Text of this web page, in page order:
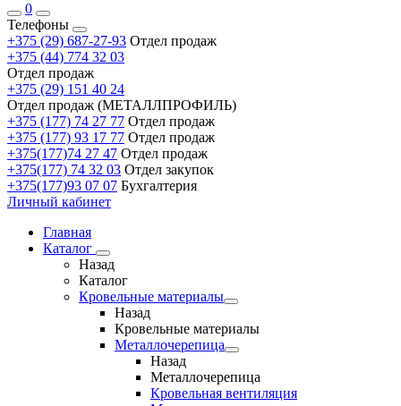
0
Телефоны
+375 (29) 687-27-93 Отдел продаж
+375 (44) 774 32 03
Отдел продаж
+375 (29) 151 40 24
Отдел продаж (МЕТАЛЛПРОФИЛЬ)
+375 (177) 74 27 77 Отдел продаж
+375 (177) 93 17 77 Отдел продаж
+375(177)74 27 47 Отдел продаж
+375(177) 74 32 03 Отдел закупок
+375(177)93 07 07 Бухгалтерия
Личный кабинет
Главная
Каталог
Назад
Каталог
Кровельные материалы
Назад
Кровельные материалы
Металлочерепица
Назад
Металлочерепица
Кровельная вентиляция